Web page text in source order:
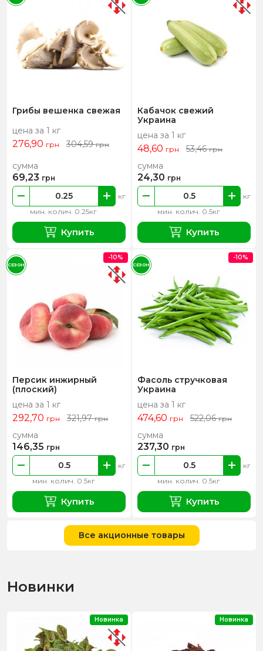
Грибы вешенка свежая
цена за 1 кг
276,90 грн 304,59грн
мин. колич. 0.25кг
кг
сумма
69,23 грн
Купить
Кабачок свежий
Украина
цена за 1 кг
48,60 грн 53,46грн
мин. колич. 0.5кг
кг
сумма
24,30 грн
Купить
Персик инжирный
(плоский)
цена за 1 кг
292,70 грн 321,97грн
мин. колич. 0.5кг
кг
сумма
146,35 грн
Купить
-10%
СЕЗОН
Фасоль стручковая
Украина
цена за 1 кг
474,60 грн 522,06грн
мин. колич. 0.5кг
кг
сумма
237,30 грн
Купить
-10%
СЕЗОН
Все акционные товары
Новинки
Новинка Новинка